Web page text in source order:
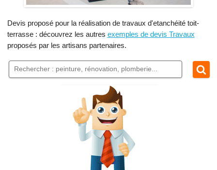
Devis proposé pour la réalisation de travaux d'etanchéité toit-
terrasse : découvrez les autres exemples de devis Travaux
proposés par les artisans partenaires.